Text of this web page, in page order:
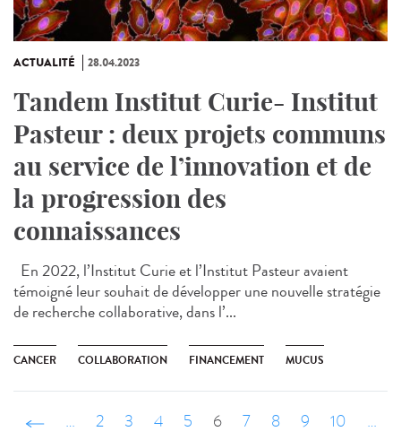
ACTUALITÉ 28.04.2023
Tandem Institut Curie- Institut
Pasteur : deux projets communs
au service de l’innovation et de
la progression des
connaissances
En 2022, l’Institut Curie et l’Institut Pasteur avaient
témoigné leur souhait de développer une nouvelle stratégie
de recherche collaborative, dans l’...
CANCER COLLABORATION FINANCEMENT MUCUS
‹ précédent
… 2 3 4 5 6 7 8 9 10
…